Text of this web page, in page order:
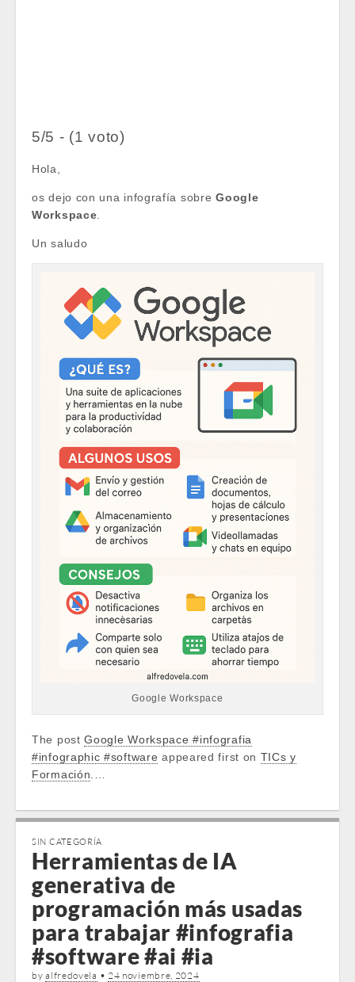
5/5 - (1 voto)
Hola,
os dejo con una infografía sobreGoogle
Workspace
Un saludo
Google Workspace
The postGoogle Workspace #infografia
#infographic #software appeared first on TICs y
Formación
SIN CATEGORÍA
Herramientas de IA
generativa de
programación más usadas
para trabajar #infografia
#software #ai #ia
byalfredovela • 24 noviembre, 2024